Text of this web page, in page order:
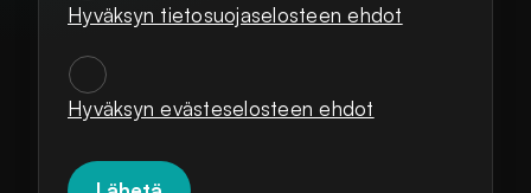
Hyväksyn tietosuojaselosteen ehdot
SUOSTUMUKSET
Hyväksyn evästeselosteen ehdot